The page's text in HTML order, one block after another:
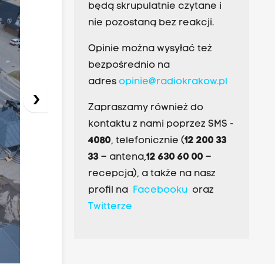
›
będą skrupulatnie czytane i
nie pozostaną bez reakcji.
Opinie można wysyłać też
bezpośrednio na
adres opinie@radiokrakow.pl
Zapraszamy również do
kontaktu z nami poprzez SMS -
4080, telefonicznie (12 200 33
33– antena,12 630 60 00 –
recepcja), a także na nasz
profil na Facebookuoraz
Twitterze